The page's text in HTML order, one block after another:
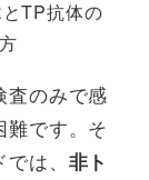
TP抗体の
査のみで感
難です。そ
は、 非ト